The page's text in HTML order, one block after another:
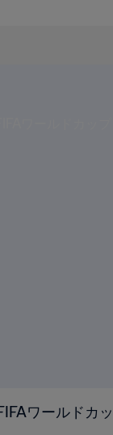
ワールドカ